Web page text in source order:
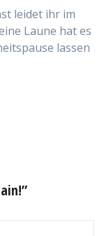
leidet ihr im
Laune hat es
lassen